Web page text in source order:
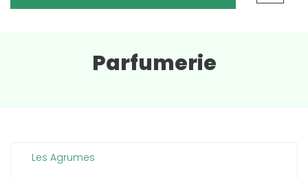
Parfumerie
Les Agrumes